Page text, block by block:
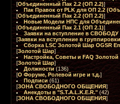
[Объединенный Пак 2.2 (ОП 2.2)]
Пак Правок от PLK для ОП 2.2
[Объединенный Пак 2.2 (ОП 2.2)]
Новые Модели НПС для
[Объединенный Пак 2.1 (ОП 2.1)]
Заявки на вступление в СВОБОДУ
[Заявки на вступление в группировки
Сборка LSC Золотой Шар OGSR
[Золотой Шар]
Настройка, Советы и FAQ
[Золотой Шар]
Должности (136)
[О Форуме, Ролевой игре и т.д.]
Подписи (61)
[ЗОНА СВОБОДНОГО ОБЩЕНИЯ]
Анекдоты в "S.T.A.L.K.E.R." (42)
[ЗОНА СВОБОДНОГО ОБЩЕНИЯ]